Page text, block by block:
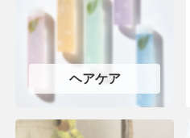
ヘアケア